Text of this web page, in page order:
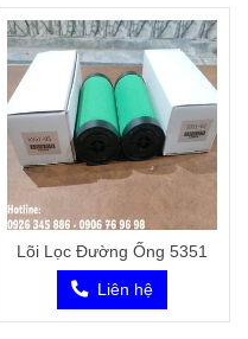
Lõi Lọc Đường Ống 5351
Liên hệ